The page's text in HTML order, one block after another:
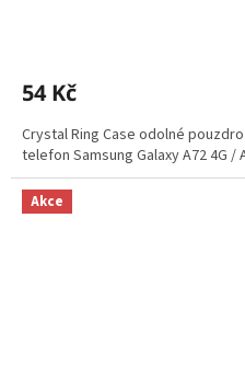
54 Kč
Crystal Ring Case odolné
telefon Samsung Galaxy A72 4G /
Akce